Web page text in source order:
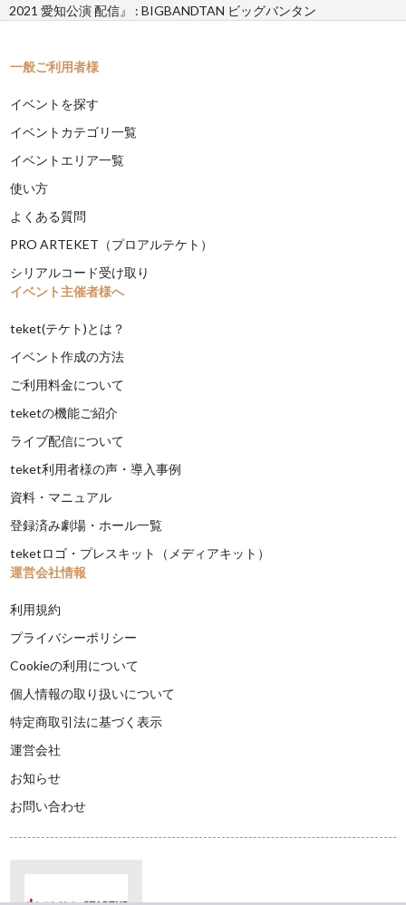
2021 愛知公演 配信』 : BIGBANDTAN ビッグバンタン
一般ご利用者様
イベントを探す
イベントカテゴリ一覧
イベントエリア一覧
使い方
よくある質問
PRO ARTEKET（プロアルテケト）
シリアルコード受け取り
イベント主催者様へ
teket(テケト)とは？
イベント作成の方法
ご利用料金について
teketの機能ご紹介
ライブ配信について
teket利用者様の声・導入事例
資料・マニュアル
登録済み劇場・ホール一覧
teketロゴ・プレスキット（メディアキット）
運営会社情報
利用規約
プライバシーポリシー
Cookieの利用について
個人情報の取り扱いについて
特定商取引法に基づく表示
運営会社
お知らせ
お問い合わせ